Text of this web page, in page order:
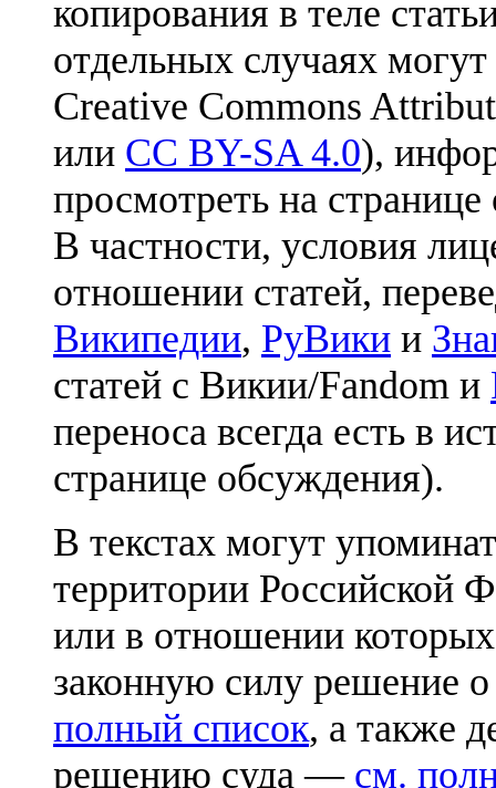
копирования в теле
отдельных случаях
Creative Commons
или CC BY-SA 4.0),
просмотреть на
В частности, условия
отношении статей,
Википедии, РуВики и
статей с Викии/Fandom и
переноса всегда есть в
странице обсуждения).
В текстах могут
территории Российской
или в отношении
законную силу решение
полный список, а также
решению суда — см.